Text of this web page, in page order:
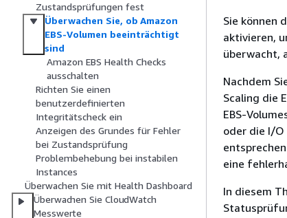
Zustandsprüfungen fest
Überwachen Sie, ob Amazon
EBS-Volumen beeinträchtigt
sind
Amazon EBS Health Checks
ausschalten
Richten Sie einen
benutzerdefinierten
Integritätscheck ein
Anzeigen des Grundes für Fehler
bei Zustandsprüfung
Problembehebung bei instabilen
Instances
Überwachen Sie mit Health Dashboard
Überwachen Sie CloudWatch
Messwerte
Sie können
aktivieren,
überwacht,
Nachdem
Scaling die
EBS-
oder die I/
eine
In diesem